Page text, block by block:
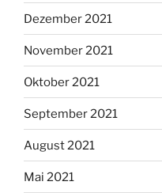
Dezember 2021
November 2021
Oktober 2021
September 2021
August 2021
Mai 2021